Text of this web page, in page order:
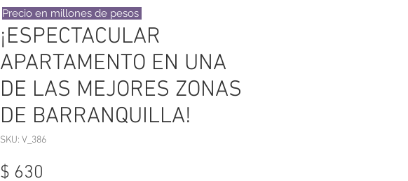
¡ESPECTACULAR
APARTAMENTO EN UNA
DE LAS MEJORES ZONAS
DE BARRANQUILLA!
SKU: V_386
$ 630
Precio en millones de pesos